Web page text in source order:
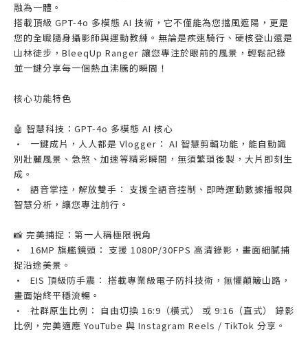
融為一體。
搭載頂級 GPT-4o 多模態 AI 技術，它不僅能為您擋風遮陽，更是
您的全職隨身攝影師與運動教練。無論是疾速騎行、硬核登山還是
山林徒步，BleeqUp Ranger 讓您專注於眼前的風景，輕鬆記錄
並一鍵分享每一個熱血沸騰的瞬間！
核心功能特色
🤖 智慧科技：GPT-4o 多模態 AI 核心
•
一鍵成片，人人都是 Vlogger： AI 智慧剪輯功能，能自動識
別壯麗風景、急煞、加速等精彩瞬間，無須繁瑣後製，大片即刻生
成。
•
語音掌控，解放雙手： 支援全語音控制、即時運動數據播報與
智慧分析，讓您專注前行。
📸 完美捕捉：第一人稱極限視角
•
16MP 旗艦鏡頭： 支援 1080P/30FPS 高清錄影，畫面細膩捕
捉沿途美景。
•
EIS 頂級防手震： 搭載專業級電子防抖技術，無懼顛簸山路，
畫面始終平穩流暢。
•
社群原生比例： 自由切換 16:9（橫式） 或 9:16（直式） 錄影
比例，完美適應 YouTube 與 Instagram Reels / TikTok 分享。